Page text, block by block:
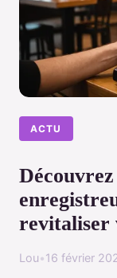
ACTU
revitaliser
Lou•16 février